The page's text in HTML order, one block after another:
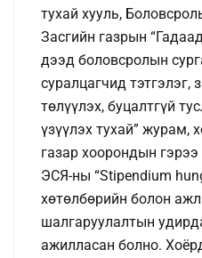
тухай хууль,
Засгийн газрын
дээд боловсролын
суралцагчид тэтгэлэг,
төлүүлэх, буцалтгүй
үзүүлэх тухай” журам,
газар хоорондын
ЭСЯ-ны “Stipendium
хөтөлбөрийн болон
шалгаруулалтын
ажилласан болно.